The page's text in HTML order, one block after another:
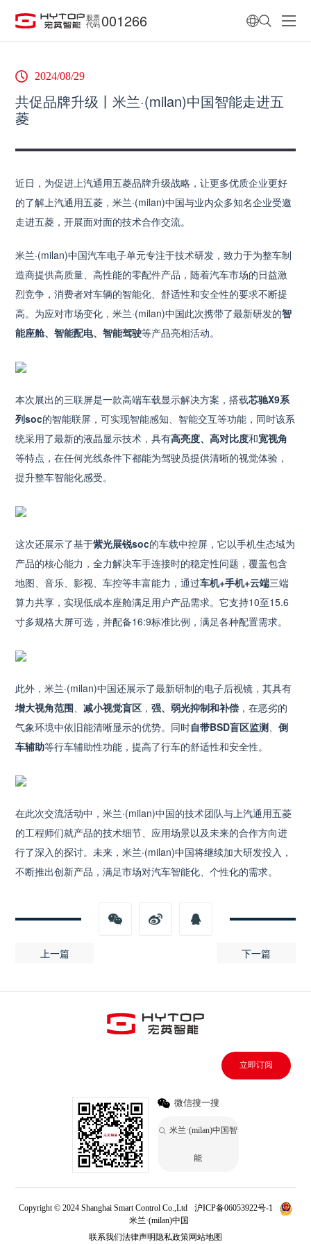
股票
代码 001266
2024/08/29
共促品牌升级丨米兰·(milan)中国智能走进五
菱
近日，为促进上汽通用五菱品牌升级战略，让更多优质企业更好
的了解上汽通用五菱，米兰·(milan)中国与业内众多知名企业受邀
走进五菱，开展面对面的技术合作交流。
米兰·(milan)中国汽车电子单元专注于技术研发，致力于为整车制
造商提供高质量、高性能的零配件产品，随着汽车市场的日益激
烈竞争，消费者对车辆的智能化、舒适性和安全性的要求不断提
高。为应对市场变化，米兰·(milan)中国此次携带了最新研发的智
能座舱、智能配电、智能驾驶等产品亮相活动。
本次展出的三联屏是一款高端车载显示解决方案，搭载芯驰X9系
列soc的智能联屏，可实现智能感知、智能交互等功能，同时该系
统采用了最新的液晶显示技术，具有高亮度、高对比度和宽视角
等特点，在任何光线条件下都能为驾驶员提供清晰的视觉体验，
提升整车智能化感受。
这次还展示了基于紫光展锐soc的车载中控屏，它以手机生态域为
产品的核心能力，全力解决车手连接时的稳定性问题，覆盖包含
地图、音乐、影视、车控等丰富能力，通过车机+手机+云端三端
算力共享，实现低成本座舱满足用户产品需求。它支持10至15.6
寸多规格大屏可选，并配备16:9标准比例，满足各种配置需求。
此外，米兰·(milan)中国还展示了最新研制的电子后视镜，其具有
增大视角范围 、减小视觉盲区 ，强、弱光抑制和补偿 ，在恶劣的
气象环境中依旧能清晰显示的优势。同时自带BSD盲区监测 、倒
车辅助等行车辅助性功能，提高了行车的舒适性和安全性。
在此次交流活动中，米兰·(milan)中国的技术团队与上汽通用五菱
的工程师们就产品的技术细节、应用场景以及未来的合作方向进
行了深入的探讨。未来，米兰·(milan)中国将继续加大研发投入，
不断推出创新产品，满足市场对汽车智能化、个性化的需求。
上一篇 下一篇
立即订阅
微信搜一搜
米兰·(milan)中国智
能
Copyright © 2024 Shanghai Smart Control Co.,Ltd
沪ICP备06053922号-1
米兰·(milan)中国
联系我们法律声明隐私政策网站地图